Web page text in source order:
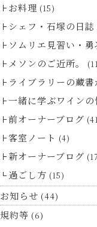
お料理 (15)
シェフ・石塚の日誌
ソムリエ見習い・勇
メソンのご近所。
ライブラリーの蔵書
一緒に学ぶワインの
前オーナーブログ
客室ノート (4)
新オーナーブログ
過ごし方 (15)
お知らせ (44)
規約等 (6)